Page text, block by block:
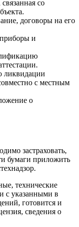
со
договоры на его
и
ликвидации
с местным
о
застраховать,
бумаги приложить
технические
с указанными в
готовится и
сведения о